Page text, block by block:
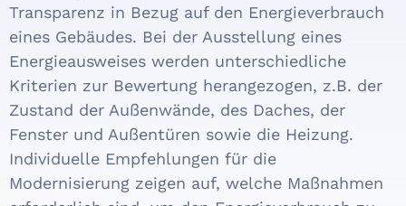
Transpa­renz in Bezug auf den Energie­verbrauch
eines Gebäudes. Bei der Aus­stellung eines
Energie­aus­weises werden unterschiedliche
Kriterien zur Bewertung herangezogen, z.B. der
Zustand der Außen­wände, des Daches, der
Fenster und Außentüren sowie die Heizung.
Indivi­duelle Empfeh­lungen für die
Modernisierung zeigen auf, welche Maß­nahmen